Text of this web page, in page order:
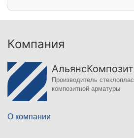
Компания
АльянсКомпозит
Производитель
композитной арматуры
О компании